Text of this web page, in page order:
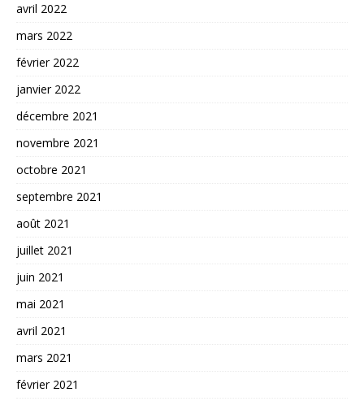
avril 2022
mars 2022
février 2022
janvier 2022
décembre 2021
novembre 2021
octobre 2021
septembre 2021
août 2021
juillet 2021
juin 2021
mai 2021
avril 2021
mars 2021
février 2021